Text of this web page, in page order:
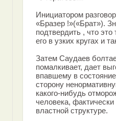
Инициатором
«Бразер !»(«Брат»).
подтвердить , что
его в узких кругах и
Затем Саудаев
помалкивает, дает
впавшему в
сторону
какого-нибудь
человека,
властной структуре.